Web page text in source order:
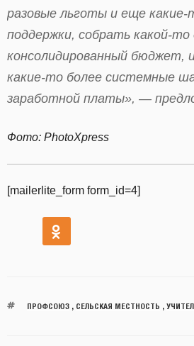
разовые льготы и еще
поддержки, собрать какой-
консолидированный бюджет,
какие-то более системные
заработной платы», —
Фото: PhotoXpress
[mailerlite_form form_id=4]
ПРОФСОЮЗ, СЕЛЬСКАЯ МЕСТНОСТЬ ,